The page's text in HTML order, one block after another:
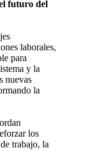
futuro del
laborales,
para
y la
nuevas
la
los
trabajo, la